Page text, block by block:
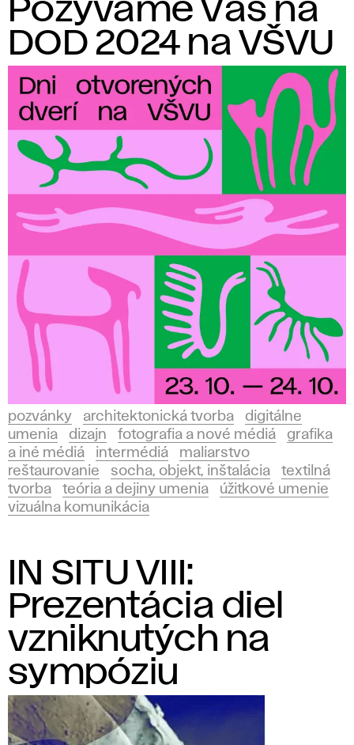
é
d
á
Pozývame Vás na
DOD 2024 na VŠVU
pozvánky architektonická tvorba
digitálne
umenia
dizajn fotografia a nové médiá
grafika
a iné médiá
intermédiá
maliarstvo
reštaurovanie
socha, objekt, inštalácia
textilná
tvorba
teória a dejiny umenia
úžitkové umenie
vizuálna komunikácia
IN SITU VIII:
Prezentácia diel
vzniknutých na
sympóziu